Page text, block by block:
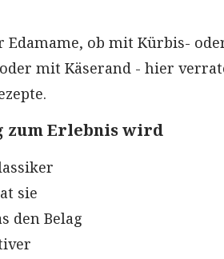
Edamame, ob mit Kürbis-
mit Käserand - hier
zum Erlebnis wird
sie
den Belag